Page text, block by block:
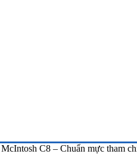
C8 – Chuẩn mực tham